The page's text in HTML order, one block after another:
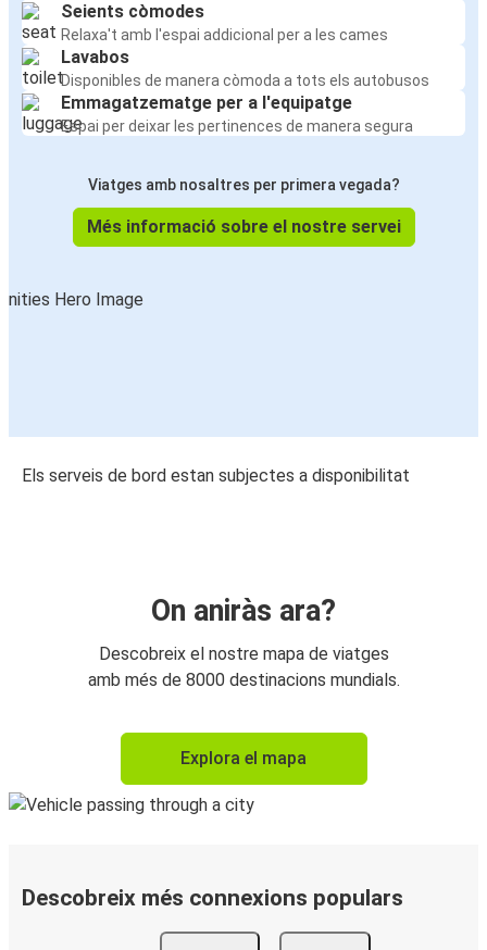
Seients còmodes
Relaxa't amb l'espai addicional per a les cames
Lavabos
Disponibles de manera còmoda a tots els autobusos
Emmagatzematge per a l'equipatge
Espai per deixar les pertinences de manera segura
Viatges amb nosaltres per primera vegada?
Més informació sobre el nostre servei
Els serveis de bord estan subjectes a disponibilitat
On aniràs ara?
Descobreix el nostre mapa de viatges
amb més de 8000 destinacions mundials.
Explora el mapa
Descobreix més connexions populars